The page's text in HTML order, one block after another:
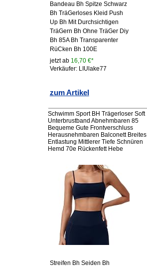
Bandeau Bh Spitze Schwarz
Bh TräGerloses Kleid Push
Up Bh Mit Durchsichtigen
TräGern Bh Ohne TräGer Diy
Bh 85A Bh Transparenter
RüCken Bh 100E
jetzt ab 16,70 €*
Verkäufer: LIUlake77
zum Artikel
Schwimm Sport BH Trägerloser Soft
Unterbrustband Abnehmbaren 85
Bequeme Gute Frontverschluss
Herausnehmbaren Balconett Breites
Entlastung Mittlerer Tiefe Schnüren
Hemd 70e Rückenfett Hebe
Streifen Bh Seiden Bh